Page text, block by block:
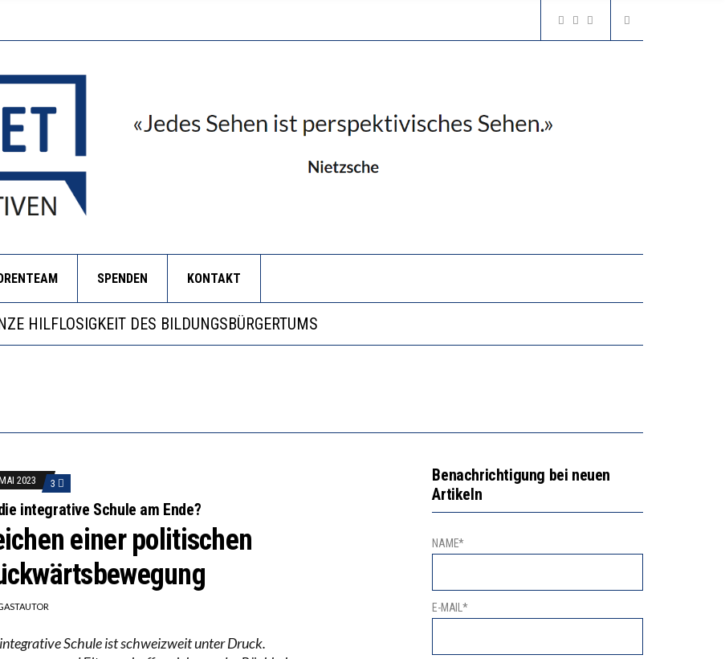
SPENDEN KONTAKT
HARMONISIERUNG IM SCHULWESEN VERRINGERT DAS INNOVATIONSPOTENZIAL
“VIEL ZU VIELE SCHÜLER, DIE GEMESSEN AN IHREN FÄHIGKEITEN GAR NICHT ANS GYMNASIUM GEHÖREN”
HILFLOSIGKEIT DES BILDUNGSBÜRGERTUMS
WÄCHST, WAS KINDER TRÄGT
2023 3
integrative Schule am Ende?
einer politischen
Schule ist schweizweit unter Druck.
Benachrichtigung bei neuen
Artikeln
NAME*
E-MAIL*